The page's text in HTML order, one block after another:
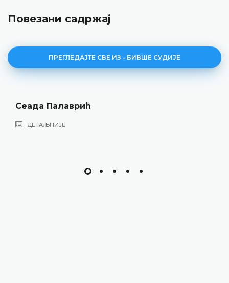
Повезани садржај
ПРЕГЛЕДАЈТЕ СВЕ ИЗ - БИВШЕ СУДИЈЕ
Сеада Палаврић
ДЕТАЉНИЈЕ